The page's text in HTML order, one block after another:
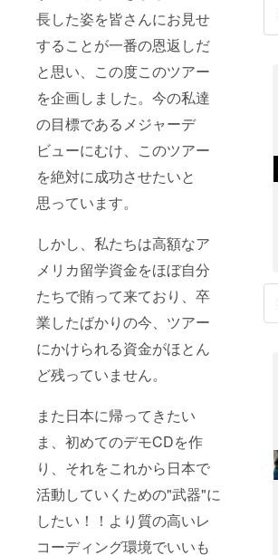
長した姿を皆さんにお見せ
することが一番の恩返しだ
と思い、この度このツアー
を企画しました。今の私達
の目標であるメジャーデ
ビューにむけ、このツアー
を絶対に成功させたいと
思っています。
しかし、私たちは高額なア
メリカ留学資金をほぼ自分
たちで賄って来ており、卒
業したばかりの今、ツアー
にかけられる資金がほとん
ど残っていません。
また日本に帰ってきたい
ま、初めてのデモCDを作
り、それをこれから日本で
活動していくための"武器"に
したい！！より質の高いレ
コーディング環境でいいも